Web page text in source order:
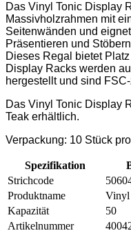
Das Vinyl Tonic Display
Massivholzrahmen mit
Seitenwänden und
Präsentieren und
Dieses Regal bietet
Display Racks werden
hergestellt und sind
Das Vinyl Tonic Display
Teak erhältlich.
Verpackung: 10 Stück
Spezifikation
Strichcode
Produktname
Vinyl
Kapazität
50
Artikelnummer